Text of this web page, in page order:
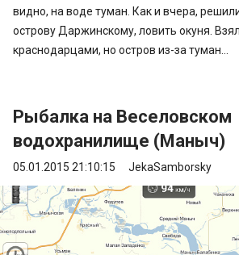
видно, на воде туман. Как и вчера,
острову Даржинскому, ловить окуня.
краснодарцами, но остров из-за туман...
Рыбалка на Веселовском
водохранилище (Маныч)
05.01.2015 21:10:15 JekaSamborsky